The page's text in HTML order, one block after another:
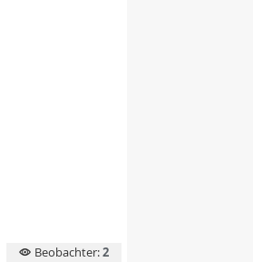
Beobachter:2